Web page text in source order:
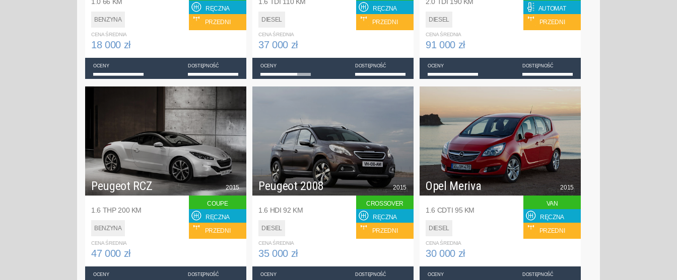
BENZYNA
RĘCZNA
PRZEDNI
CENA ŚREDNIA
18 000 zł
OCENY DOSTĘPNOŚĆ
DIESEL
RĘCZNA
PRZEDNI
CENA ŚREDNIA
37 000 zł
OCENY DOSTĘPNOŚĆ
DIESEL
AUTOMAT
PRZEDNI
CENA ŚREDNIA
91 000 zł
OCENY DOSTĘPNOŚĆ
Peugeot RCZ
1.6 THP 200 KM
BENZYNA
2015
COUPE
RĘCZNA
PRZEDNI
CENA ŚREDNIA
47 000 zł
OCENY DOSTĘPNOŚĆ
Peugeot 2008
1.6 HDI 92 KM
DIESEL
2015
CROSSOVER
RĘCZNA
PRZEDNI
CENA ŚREDNIA
35 000 zł
OCENY DOSTĘPNOŚĆ
Opel Meriva
1.6 CDTI 95 KM
DIESEL
2015
VAN
RĘCZNA
PRZEDNI
CENA ŚREDNIA
30 000 zł
OCENY DOSTĘPNOŚĆ